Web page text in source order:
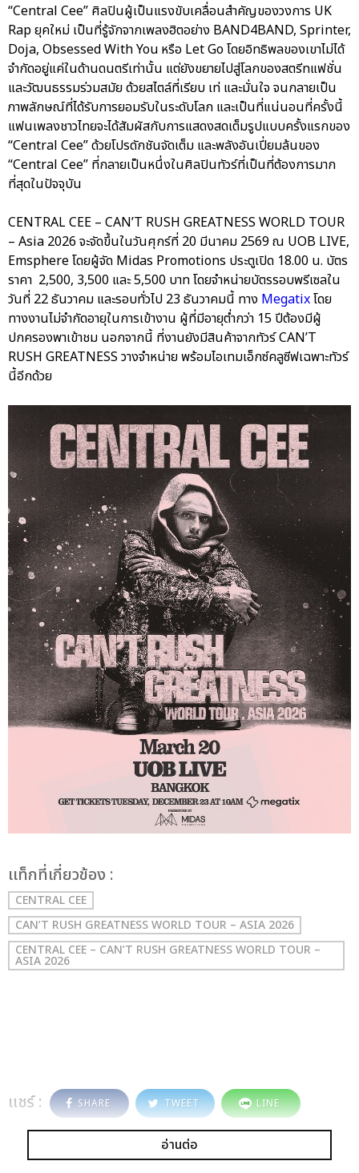
“Central Cee” ศิลปินผู้เป็นแรงขับเคลื่อนสำคัญของวงการ UK
Rap ยุคใหม่ เป็นที่รู้จักจากเพลงฮิตอย่าง BAND4BAND, Sprinter,
Doja, Obsessed With You หรือ Let Go โดยอิทธิพลของเขาไม่ได้
จำกัดอยู่แค่ในด้านดนตรีเท่านั้น แต่ยังขยายไปสู่โลกของสตรีทแฟชั่น
และวัฒนธรรมร่วมสมัย ด้วยสไตล์ที่เรียบ เท่ และมั่นใจ จนกลายเป็น
ภาพลักษณ์ที่ได้รับการยอมรับในระดับโลก และเป็นที่แน่นอนที่ครั้งนี้
แฟนเพลงชาวไทยจะได้สัมผัสกับการแสดงสดเต็มรูปแบบครั้งแรกของ
“Central Cee” ด้วยโปรดักชันจัดเต็ม และพลังอันเปี่ยมล้นของ
“Central Cee” ที่กลายเป็นหนึ่งในศิลปินทัวร์ที่เป็นที่ต้องการมาก
ที่สุดในปัจจุบัน
CENTRAL CEE – CAN’T RUSH GREATNESS WORLD TOUR
– Asia 2026 จะจัดขึ้นในวันศุกร์ที่ 20 มีนาคม 2569 ณ UOB LIVE,
Emsphere โดยผู้จัด Midas Promotions ประตูเปิด 18.00 น. บัตร
ราคา 2,500, 3,500 และ 5,500 บาท โดยจำหน่ายบัตรรอบพรีเซลใน
วันที่ 22 ธันวาคม และรอบทั่วไป 23 ธันวาคมนี้ ทาง Megatixโดย
ทางงานไม่จำกัดอายุในการเข้างาน ผู้ที่มีอายุต่ำกว่า 15 ปีต้องมีผู้
ปกครองพาเข้าชม นอกจากนี้ ที่งานยังมีสินค้าจากทัวร์ CAN’T
RUSH GREATNESS วางจำหน่าย พร้อมไอเทมเอ็กซ์คลูซีฟเฉพาะทัวร์
นี้อีกด้วย
เเท็กที่เกี่ยวข้อง :
CENTRAL CEE
CAN’T RUSH GREATNESS WORLD TOUR – ASIA 2026
CENTRAL CEE – CAN’T RUSH GREATNESS WORLD TOUR –
ASIA 2026
แชร์ : SHARE TWEET LINE
อ่านต่อ